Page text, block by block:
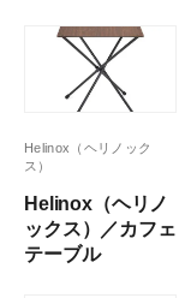
Helinox（ヘリノック
ス）
Helinox（ヘリノ
ックス）／カフェ
テーブル